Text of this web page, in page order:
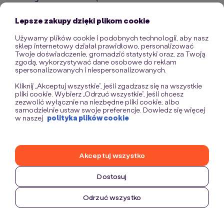
Lepsze zakupy dzięki plikom cookie
Używamy plików cookie i podobnych technologii, aby nasz
sklep internetowy działał prawidłowo, personalizować
Twoje doświadczenie, gromadzić statystyki oraz, za Twoją
zgodą, wykorzystywać dane osobowe do reklam
spersonalizowanych i niespersonalizowanych.
Kliknij „Akceptuj wszystkie”, jeśli zgadzasz się na wszystkie
pliki cookie. Wybierz „Odrzuć wszystkie”, jeśli chcesz
zezwolić wyłącznie na niezbędne pliki cookie, albo
samodzielnie ustaw swoje preferencje. Dowiedz się więcej
w naszej polityka plików cookie
Dostosuj
Odrzuć wszystko
Akceptuj wszystko